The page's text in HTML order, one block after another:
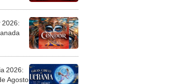
2026:
2026:
Agosto